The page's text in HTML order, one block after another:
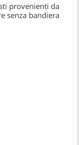
provenienti da
senza bandiera